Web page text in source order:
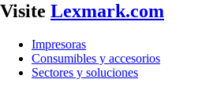
Visite Lexmark.com
Impresoras
Consumibles y accesorios
Sectores y soluciones